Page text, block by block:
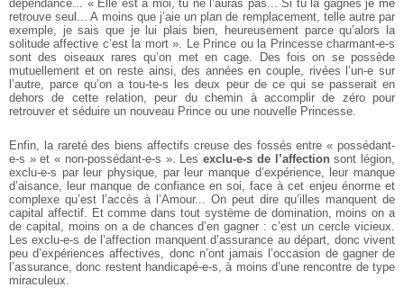
dépendance... « Elle est à moi, tu ne l’auras pas... Si tu la gagnes je me
retrouve seul... A moins que j’aie un plan de remplacement, telle autre par
exemple, je sais que je lui plais bien, heureusement parce qu’alors la
solitude affective c’est la mort ». Le Prince ou la Princesse charmant-e-s
sont des oiseaux rares qu’on met en cage. Des fois on se possède
mutuellement et on reste ainsi, des années en couple, rivées l’un-e sur
l’autre, parce qu’on a tou-te-s les deux peur de ce qui se passerait en
dehors de cette relation, peur du chemin à accomplir de zéro pour
retrouver et séduire un nouveau Prince ou une nouvelle Princesse.
Enfin, la rareté des biens affectifs creuse des fossés entre « possédant-
e-s » et « non-possédant-e-s ». Lesexclu-e-s de l’affectionsont légion,
exclu-e-s par leur physique, par leur manque d’expérience, leur manque
d’aisance, leur manque de confiance en soi, face à cet enjeu énorme et
complexe qu’est l’accès à l’Amour... On peut dire qu’illes manquent de
capital affectif. Et comme dans tout système de domination, moins on a
de capital, moins on a de chances d’en gagner : c’est un cercle vicieux.
Les exclu-e-s de l’affection manquent d’assurance au départ, donc vivent
peu d’expériences affectives, donc n’ont jamais l’occasion de gagner de
l’assurance, donc restent handicapé-e-s, à moins d’une rencontre de type
miraculeux.